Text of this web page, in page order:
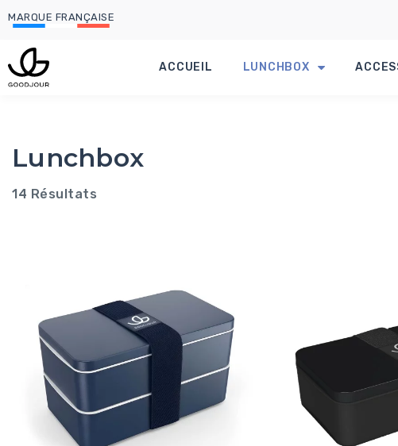
MARQUE FRANÇAISE
ACCUEIL LUNCHBOX
Lunchbox
14 Résultats